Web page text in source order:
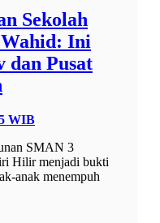
Sekolah
Ini
dan Pusat
WIB
SMAN 3
Hilir menjadi bukti
anak menempuh